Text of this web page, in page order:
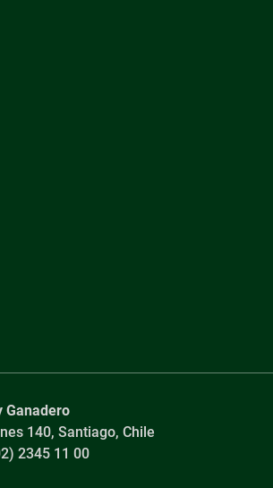
Ganadero
140, Santiago, Chile
2345 11 00